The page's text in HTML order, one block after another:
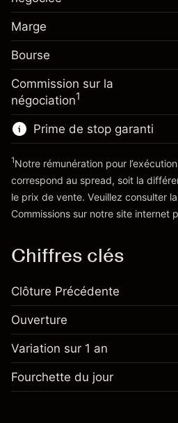
Taille de la position avec
~ A$5,000.00
Valeur nominale avec
A$4,000.00
Vers la plateforme
investissement
Ajustement des fonds
de overnight
Frais sur la valeur totale de
position
Taille de la position avec
~A$5,000.00
Valeur nominale avec
Vers la plateforme
Marge
Bourse
Commission sur la
négociation1
Prime de stop garanti
'Tarifs
1Notre rémunération pour
correspond au spread, soit la
le prix de vente. Veuillez consulter
Commissions sur notre site internet
Chiffres clés
Clôture Précédente
Ouverture
Variation sur 1 an
Fourchette du jour